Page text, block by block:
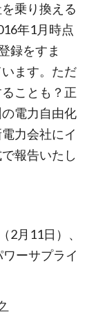
乗り換える
年1月時点
録をすま
ます。ただ
ことも？正
電力自由化
力会社にイ
報告いたし
2月11日）、
ーサプライ